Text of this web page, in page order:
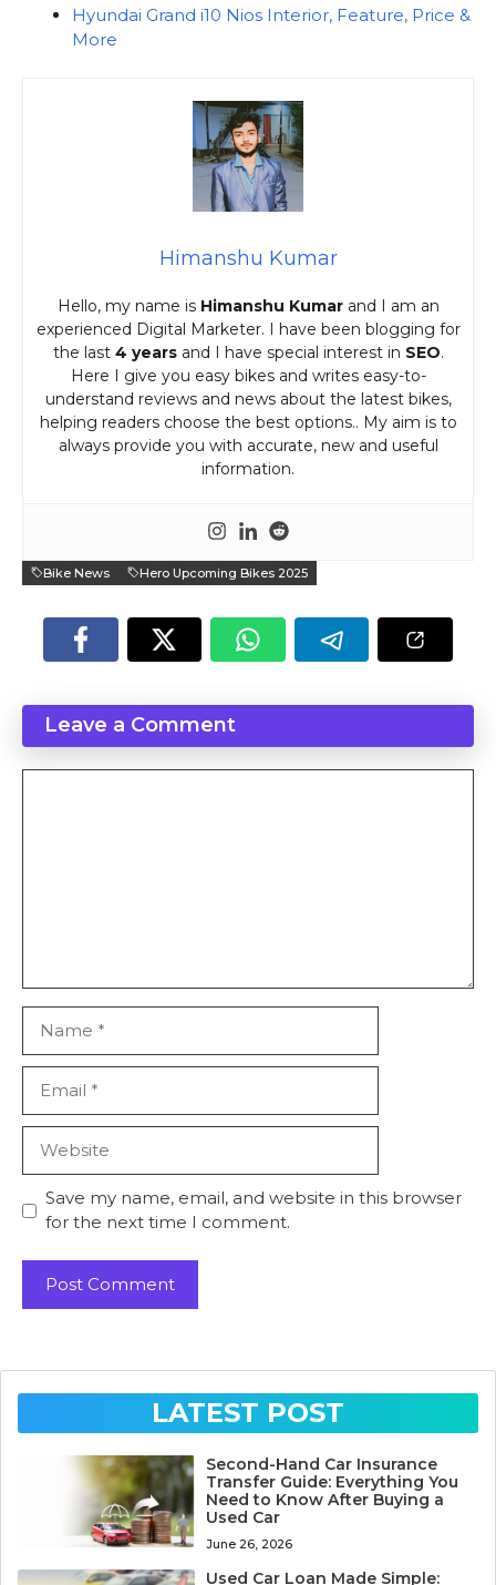
Hyundai Grand i10 Nios Interior, Feature, Price &
More
Himanshu Kumar
Hello, my name is Himanshu Kumarand I am an
experienced Digital Marketer. I have been blogging for
the last 4 yearsand I have special interest in SEO.
Here I give you easy bikes and writes easy-to-
understand reviews and news about the latest bikes,
helping readers choose the best options.. My aim is to
always provide you with accurate, new and useful
information.
Bike News Hero Upcoming Bikes 2025
Leave a Comment
Save my name, email, and website in this browser
for the next time I comment.
LATEST POST
Second-Hand Car Insurance
Transfer Guide: Everything You
Need to Know After Buying a
Used Car
June 26, 2026
Used Car Loan Made Simple: